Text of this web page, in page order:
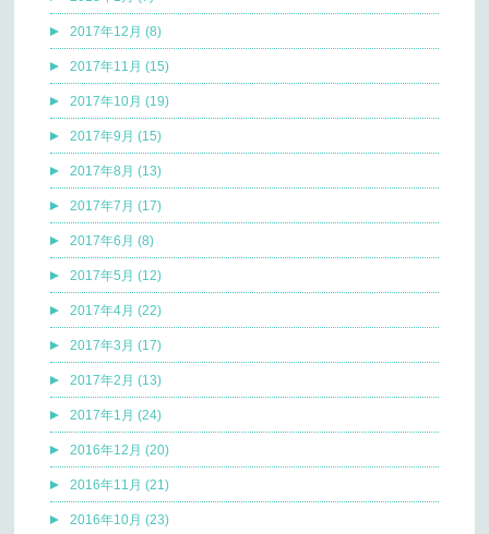
2017年12月 (8)
2017年11月 (15)
2017年10月 (19)
2017年9月 (15)
2017年8月 (13)
2017年7月 (17)
2017年6月 (8)
2017年5月 (12)
2017年4月 (22)
2017年3月 (17)
2017年2月 (13)
2017年1月 (24)
2016年12月 (20)
2016年11月 (21)
2016年10月 (23)